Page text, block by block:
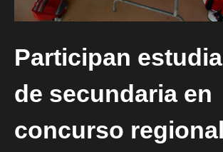
Participan
de secundaria en
concurso